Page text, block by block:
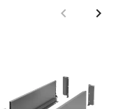
Poprzedni
keyboard_arrow_left keyboard_arrow_right